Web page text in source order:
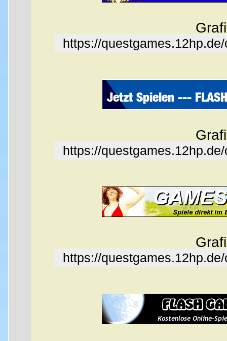
https://
https://
https://